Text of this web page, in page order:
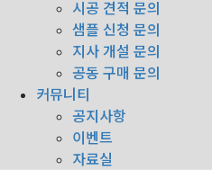
시공 견적 문의
샘플 신청 문의
지사 개설 문의
공동 구매 문의
커뮤니티
공지사항
이벤트
자료실